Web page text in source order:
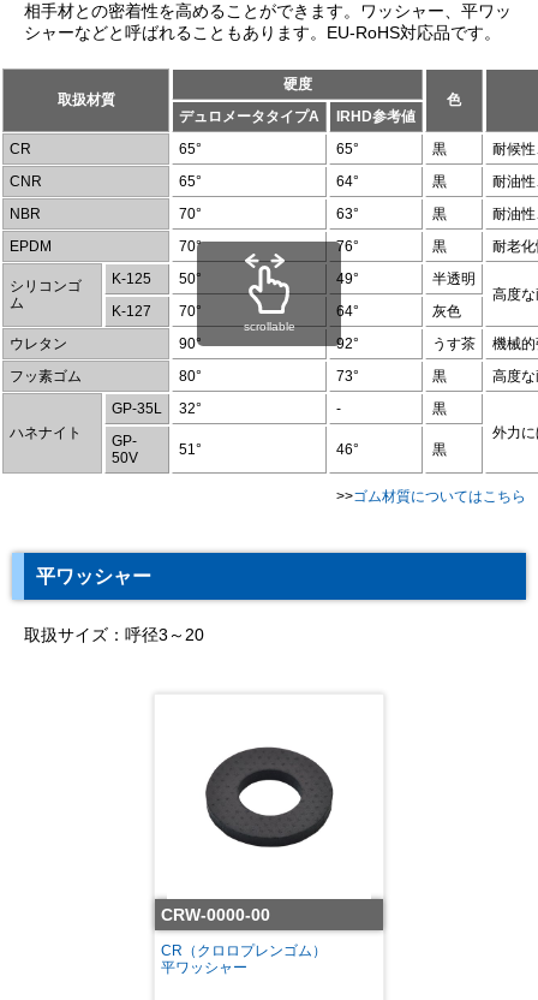
相手材との密着性を高めることができます。ワッシャー、平ワッ
シャーなどと呼ばれることもあります。EU-RoHS対応品です。
取扱材質
硬度
色
デュロメータタイプA
IRHD参考値
CR
65° 65° 黒
耐候
CNR
65° 64° 黒
耐油
NBR
70° 63° 黒
耐油
EPDM
70° 76° 黒 耐老
シリコンゴ
ム
K-125 50° 49°
半透明
高度
K-127
70° 64°
灰色
ウレタン
90° 92° うす茶
機械
フッ素ゴム
80° 73° 黒 高度
ハネナイト
GP-35L 32° -
黒
外力
GP-
50V
51° 46° 黒
scrollable
>>ゴム材質についてはこちら
平ワッシャー
取扱サイズ：呼径3～20
CRW-0000-00
CR（クロロプレンゴム）
平ワッシャー